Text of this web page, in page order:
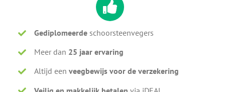
Gediplomeerde schoorsteenvegers
Meer dan 25 jaar ervaring
Altijd eenveegbewijs voor de verzekering